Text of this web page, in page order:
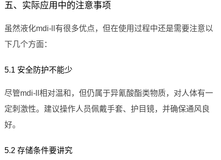
五、实际应用中的注意事项
虽然液化mdi-ll有很多优点，但在使用过程中还是需要注意以
下几个方面：
5.1 安全防护不能少
尽管mdi-ll相对温和，但仍属于异氰酸酯类物质，对人体有一
定刺激性。建议操作人员佩戴手套、护目镜，并确保通风良
好。
5.2 存储条件要讲究